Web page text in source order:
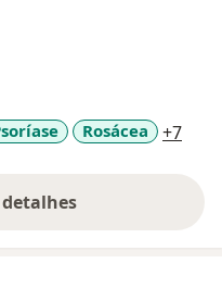
Rosácea +7
a experiência